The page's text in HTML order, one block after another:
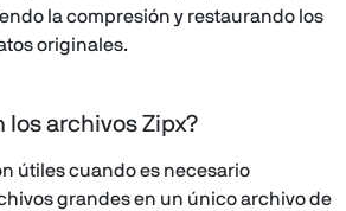
la compresión y restaurando los
originales.
los archivos Zipx?
útiles cuando es necesario
grandes en un único archivo de